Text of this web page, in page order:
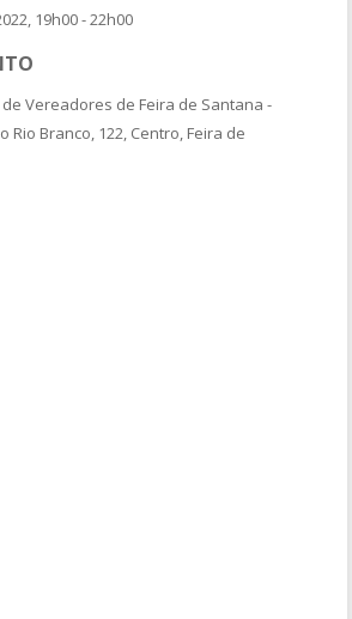
19h00 - 22h00
Vereadores de Feira de Santana -
Rio Branco, 122, Centro, Feira de